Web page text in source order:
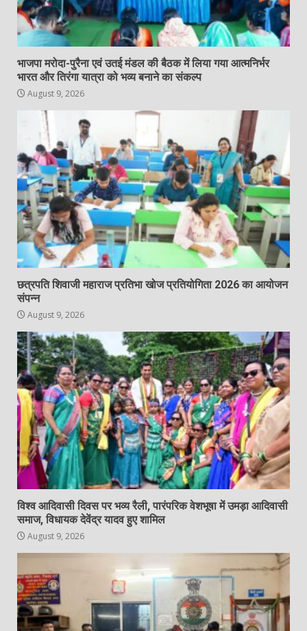
भाजपा मरोदा-पुरैना एवं उतई मंडल की बैठक में लिया गया आत्मनिर्भर
भारत और तिरंगा यात्रा को भव्य बनाने का संकल्प
August 9, 2026
छत्रपति शिवाजी महाराज प्रतिभा खोज प्रतियोगिता 2026 का आयोजन
संपन्न
August 9, 2026
विश्व आदिवासी दिवस पर भव्य रैली, पारंपरिक वेशभूषा में उमड़ा आदिवासी
समाज, विधायक देवेंद्र यादव हुए शामिल
August 9, 2026